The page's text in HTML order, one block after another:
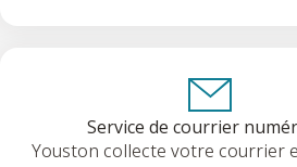
Service de courrier
Youston collecte votre courrier